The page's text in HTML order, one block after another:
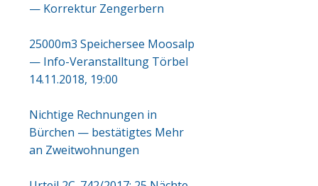
— Korrektur Zengerbern
25000m3 Speichersee Moosalp
— Info-Veranstalltung Törbel
14.11.2018, 19:00
Nichtige Rechnungen in
Bürchen — bestätigtes Mehr
an Zweitwohnungen